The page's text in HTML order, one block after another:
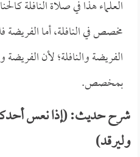
العلماء هذا في صلاة النافلة
مخصص في النافلة، أما الفريضة
الفريضة والنافلة؛ لأن الفريضة
بمخصص.
شرح حديث: (إذا نعس
وليرقد)